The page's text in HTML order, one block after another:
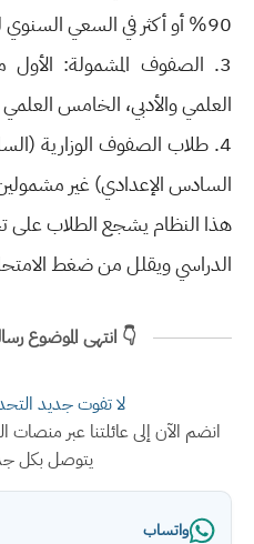
90% أو أكثر في السعي السنوي لتلك المادة.
3. الصفوف المشمولة: الأول
العلمي والأدبي، الخامس العلمي
4. طلاب الصفوف الوزارية
السادس الإعدادي) غير
هذا النظام يشجع الطلاب على
الدراسي ويقلل من ضغط
👇 انتهى الموضوع
لا تفوت جديد
انضم الآن إلى عائلتنا عبر
يتوصل بكل
واتساب